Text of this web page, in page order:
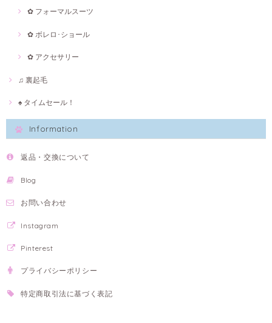
✿ フォーマルスーツ
✿ ボレロ･ショール
✿ アクセサリー
♫ 裏起毛
♠ タイムセール！
Information
返品・交換について
Blog
お問い合わせ
Instagram
Pinterest
プライバシーポリシー
特定商取引法に基づく表記